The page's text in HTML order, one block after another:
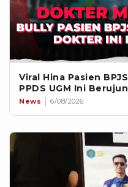
Viral Hina Pasien
PPDS UGM Ini
News 6/08/2026